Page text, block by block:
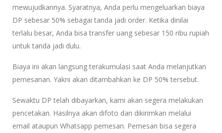
mewujudkannya. Syaratnya, Anda perlu mengeluarkan biaya
DP sebesar 50% sebagai tanda jadi order. Ketika dinilai
terlalu besar, Anda bisa transfer uang sebesar 150 ribu rupiah
untuk tanda jadi dulu.
Biaya ini akan langsung terakumulasi saat Anda melanjutkan
pemesanan. Yakni akan ditambahkan ke DP 50% tersebut.
Sewaktu DP telah dibayarkan, kami akan segera melakukan
pencetakan. Hasilnya akan difoto dan dikirimkan melalui
email ataupun Whatsapp pemesan. Pemesan bisa segera